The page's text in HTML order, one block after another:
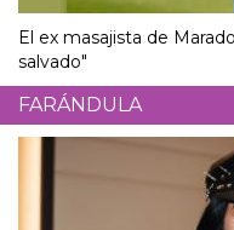
El ex masajista de
salvado"
FARÁNDULA